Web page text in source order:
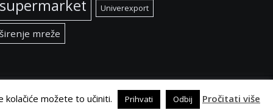
supermarket Univerexport
širenje mreže
kolačiće možete to učiniti. Prihvati Odbij Pročitati više